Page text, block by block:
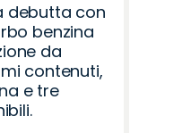
debutta con
benzina
da
contenuti,
e tre